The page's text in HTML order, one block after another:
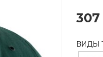
307
ВИДЫ